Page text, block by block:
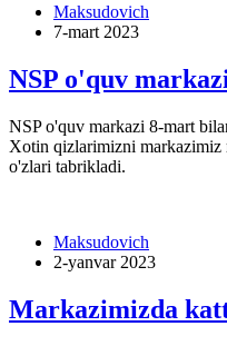
Maksudovich
7-mart 2023
NSP o'quv
NSP o'quv markazi 8-mart
Xotin qizlarimizni markazimiz
o'zlari tabrikladi.
Maksudovich
2-yanvar 2023
Markazimizda